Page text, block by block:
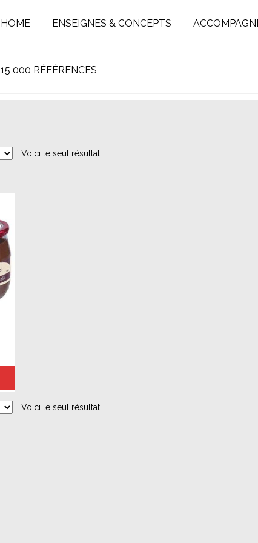
HOME ENSEIGNES & CONCEPTS
15 000 RÉFÉRENCES
Voici le seul résultat
Voici le seul résultat